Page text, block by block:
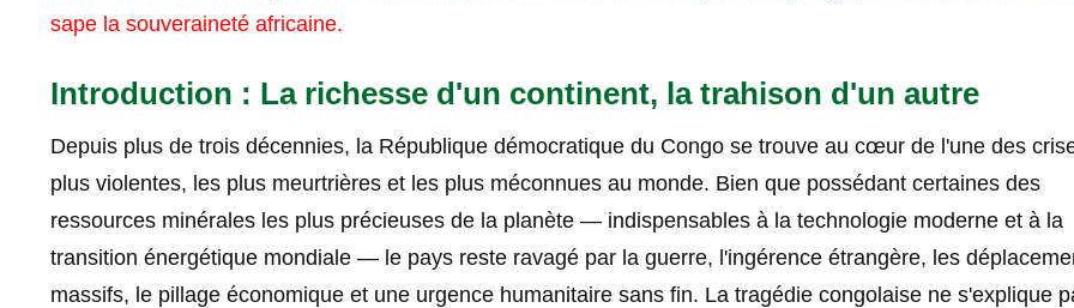
sape la souveraineté africaine.
Introduction : La richesse d'un continent, la trahison d'un autre
Depuis plus de trois décennies, la République démocratique du Congo se trouve au cœur de l'une des
plus violentes, les plus meurtrières et les plus méconnues au monde. Bien que possédant certaines des
ressources minérales les plus précieuses de la planète — indispensables à la technologie moderne et à la
transition énergétique mondiale — le pays reste ravagé par la guerre, l'ingérence étrangère, les
massifs, le pillage économique et une urgence humanitaire sans fin. La tragédie congolaise ne s'explique